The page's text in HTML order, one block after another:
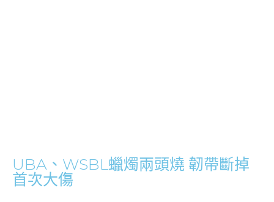
UBA、WSBL蠟燭兩頭燒 韌帶斷掉
首次大傷